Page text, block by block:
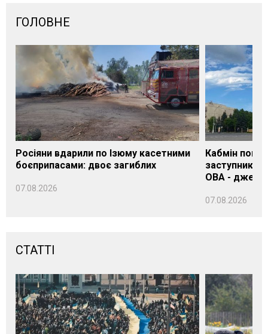
ГОЛОВНЕ
Росіяни вдарили по Ізюму касетними
боєприпасами: двоє загиблих
07.08.2026
Кабмін
заступника
ОВА -
07.08.2026
СТАТТІ